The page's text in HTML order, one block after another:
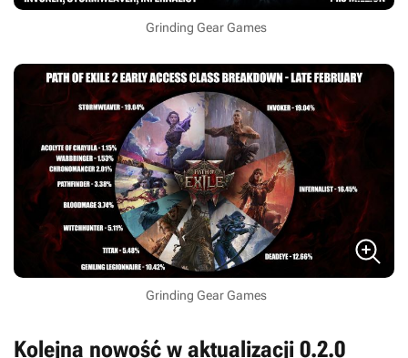
Grinding Gear Games
Grinding Gear Games
Kolejna nowość w aktualizacji 0.2.0